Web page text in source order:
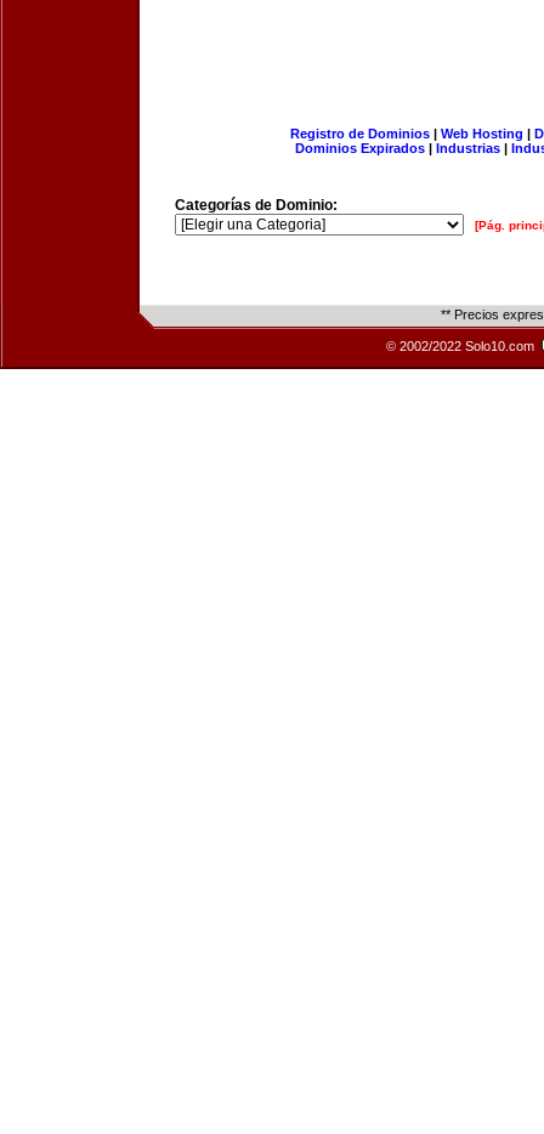
Registro de Dominios| Web Hosting |
Dominios Expirados | Industrias |
Categorías de Dominio:
[Pág.
** Precios
© 2002/2022 Solo10.com